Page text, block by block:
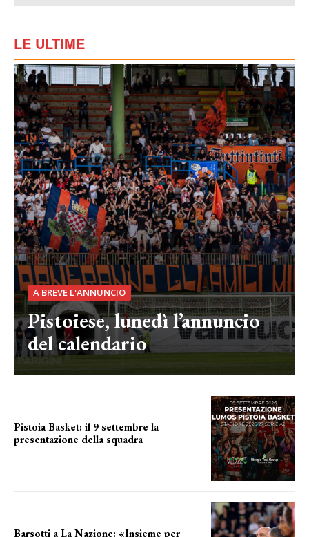
LE ULTIME
A BREVE L'ANNUNCIO
Pistoiese, lunedì l’annuncio
del calendario
Pistoia Basket: il 9 settembre la
presentazione della squadra
Barsotti a La Nazione: «Insieme per